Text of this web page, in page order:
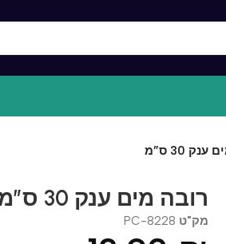
ס”מ
רובה מים ענק 30 ס”מ
מק"טPC-8228